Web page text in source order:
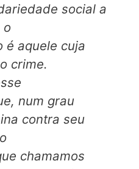
social a
o
é aquele cuja
crime.
num grau
contra seu
chamamos